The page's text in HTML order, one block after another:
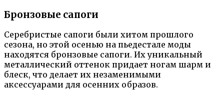
Бронзовые сапоги
Серебристые сапоги были хитом прошлого
сезона, но этой осенью на пьедестале моды
находятся бронзовые сапоги. Их уникальный
металлический оттенок придает ногам шарм и
блеск, что делает их незаменимыми
аксессуарами для осенних образов.